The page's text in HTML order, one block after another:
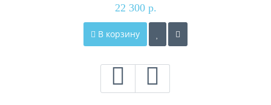
22 300 р.
В корзину